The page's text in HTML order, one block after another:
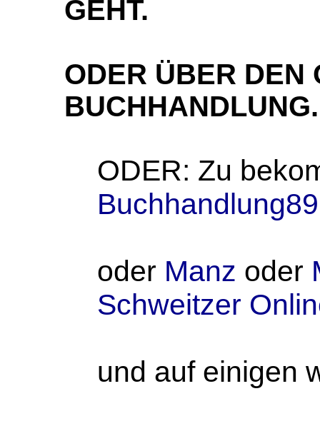
GEHT.
ODER ÜBER DEN
BUCHHANDLUNG.
ODER: Zu
Buchhandlung89
oder Manz oder
Schweitzer
und auf einigen